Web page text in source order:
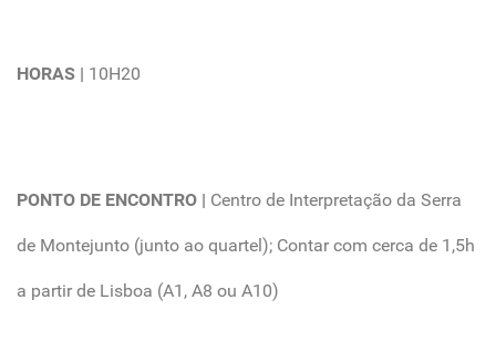
HORAS | 10H20
PONTO DE ENCONTRO | Centro de Interpretação da Serra
de Montejunto (junto ao quartel); Contar com cerca de 1,5h
a partir de Lisboa (A1, A8 ou A10)